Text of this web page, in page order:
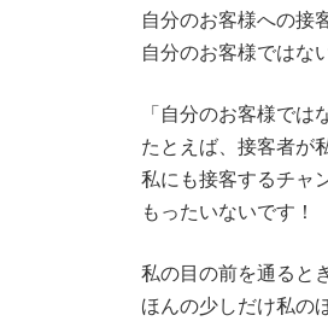
自分のお客様への接
自分のお客様ではな
「自分のお客様では
たとえば、接客者が
私にも接客するチャ
もったいないです！
私の目の前を通ると
ほんの少しだけ私の